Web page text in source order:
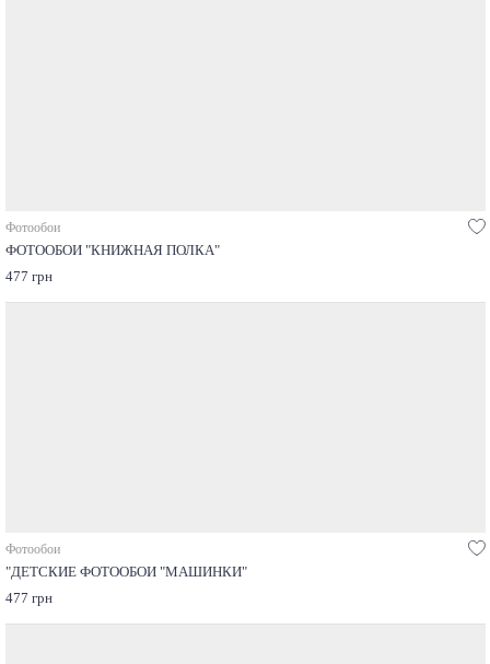
Фотообои
ФОТООБОИ "КНИЖНАЯ ПОЛКА"
477 грн
Фотообои
"ДЕТСКИЕ ФОТООБОИ "МАШИНКИ"
477 грн